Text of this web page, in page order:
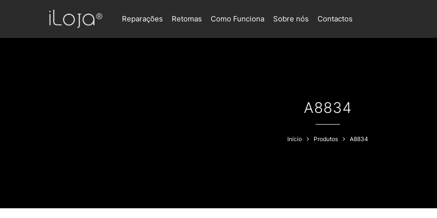
Reparações Retomas Como Funciona Sobre nós Contactos
A8834
Início Produtos A8834